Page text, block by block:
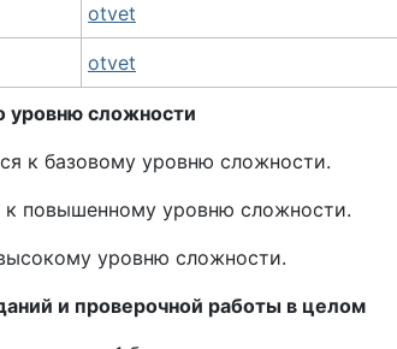
otvet
otvet
уровню сложности
к базовому уровню сложности.
к повышенному уровню сложности.
уровню сложности.
и проверочной работы в целом